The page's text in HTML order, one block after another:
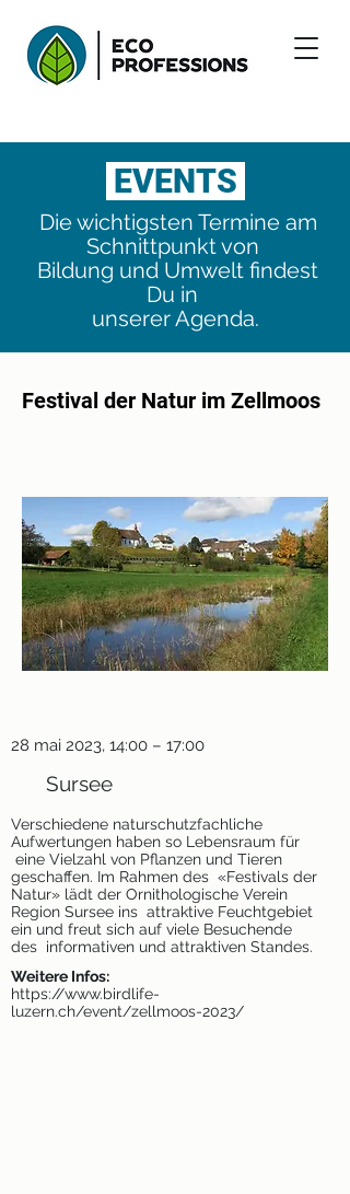
EVENTS
Die wichtigsten Termine am
Schnittpunkt von
Bildung und Umwelt findest
Du in
unserer Agenda.
Festival der Natur im Zellmoos
28 mai 2023, 14:00 – 17:00
Sursee
Verschiedene naturschutzfachliche
Aufwertungen haben so Lebensraum für
eine Vielzahl von Pflanzen und Tieren
geschaffen. Im Rahmen des «Festivals der
Natur» lädt der Ornithologische Verein
Region Sursee ins attraktive Feuchtgebiet
ein und freut sich auf viele Besuchende
des informativen und attraktiven Standes.
Weitere Infos:
https://www.birdlife-
luzern.ch/event/zellmoos-2023/